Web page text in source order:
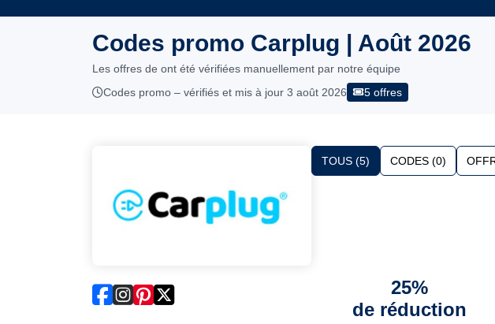
Codes promo Carplug | Août 2026
Les offres de ont été vérifiées manuellement par notre équipe
Codes promo – vérifiés et mis à jour 3 août 2026
5 offres
TOUS (5) CODES (0)
25%
de réduction